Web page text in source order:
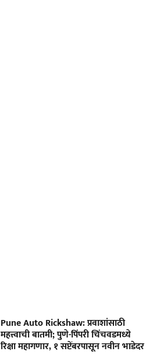
Pune Auto Rickshaw: प्रवाशांसाठी
महत्त्वाची बातमी; पुणे-पिंपरी चिंचवडमध्ये
रिक्षा महागणार, १ सप्टेंबरपासून नवीन भाडेदर